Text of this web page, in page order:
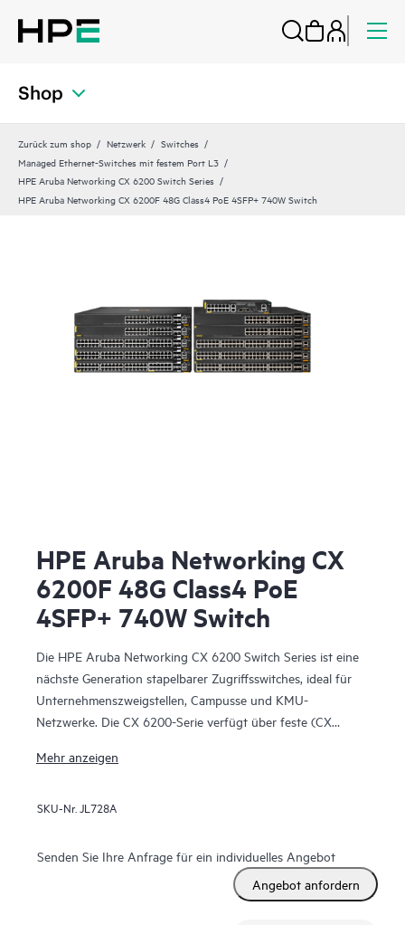
Shop
Zurück zum shop Netzwerk
Switches
Managed Ethernet-Switches mit festem Port L3
HPE Aruba Networking CX 6200 Switch Series
HPE Aruba Networking CX 6200F 48G Class4 PoE 4SFP+ 740W Switch
HPE Aruba Networking CX
6200F 48G Class4 PoE
4SFP+ 740W Switch
Die HPE Aruba Networking CX 6200 Switch Series ist eine
nächste Generation stapelbarer Zugriffsswitches, ideal für
Unternehmenszweigstellen, Campusse und KMU-
Netzwerke. Die CX 6200-Serie verfügt über feste (CX
Hochgeschwindigkeits-Uplinks.
Mehr anzeigen
SKU-Nr. JL728A
Senden Sie Ihre Anfrage für ein individuelles Angebot
Angebot anfordern